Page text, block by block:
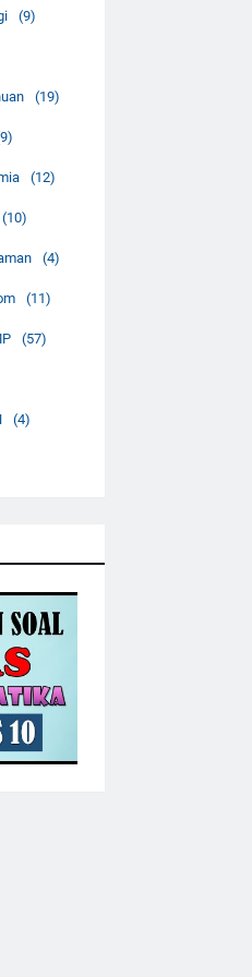
(9)
(19)
(12)
(10)
(4)
(11)
(57)
(4)